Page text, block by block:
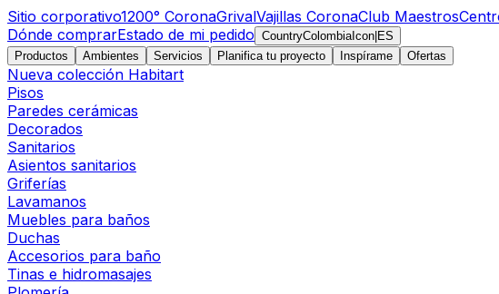
Sitio corporativo1200° CoronaGrivalVajillas CoronaClub Maestros
Dónde comprarEstado de mi pedido CountryColombiaIcon ES
Productos
Ambientes Servicios Planifica tu proyecto Inspírame Ofertas
Nueva colección Habitart
Pisos
Paredes cerámicas
Decorados
Sanitarios
Asientos sanitarios
Griferías
Lavamanos
Muebles para baños
Duchas
Accesorios para baño
Tinas e hidromasajes